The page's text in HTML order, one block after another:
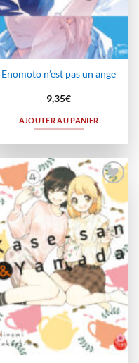
Enomoto n’est pas un ange
9,35€
AJOUTER AU PANIER
Ajouter
à la
wishlist